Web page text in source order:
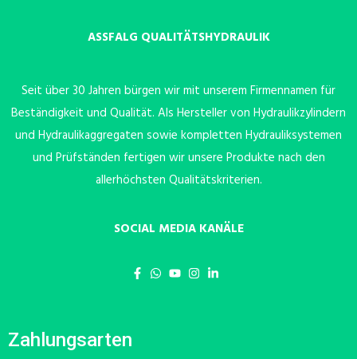
ASSFALG QUALITÄTSHYDRAULIK
Seit über 30 Jahren bürgen wir mit unserem Firmennamen für
Beständigkeit und Qualität. Als Hersteller von Hydraulikzylindern
und Hydraulikaggregaten sowie kompletten Hydrauliksystemen
und Prüfständen fertigen wir unsere Produkte nach den
allerhöchsten Qualitätskriterien.
SOCIAL MEDIA KANÄLE
Zahlungsarten